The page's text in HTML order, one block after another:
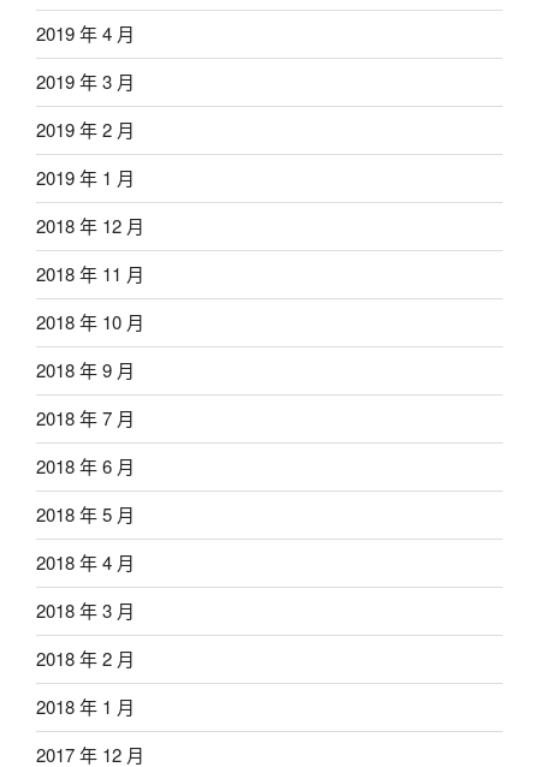
2019 年 4 月
2019 年 3 月
2019 年 2 月
2019 年 1 月
2018 年 12 月
2018 年 11 月
2018 年 10 月
2018 年 9 月
2018 年 7 月
2018 年 6 月
2018 年 5 月
2018 年 4 月
2018 年 3 月
2018 年 2 月
2018 年 1 月
2017 年 12 月